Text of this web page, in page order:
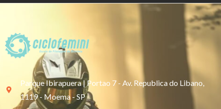
Parque Ibirapuera | Portao 7 - Av. Republica do Libano,
1119 - Moema - SP